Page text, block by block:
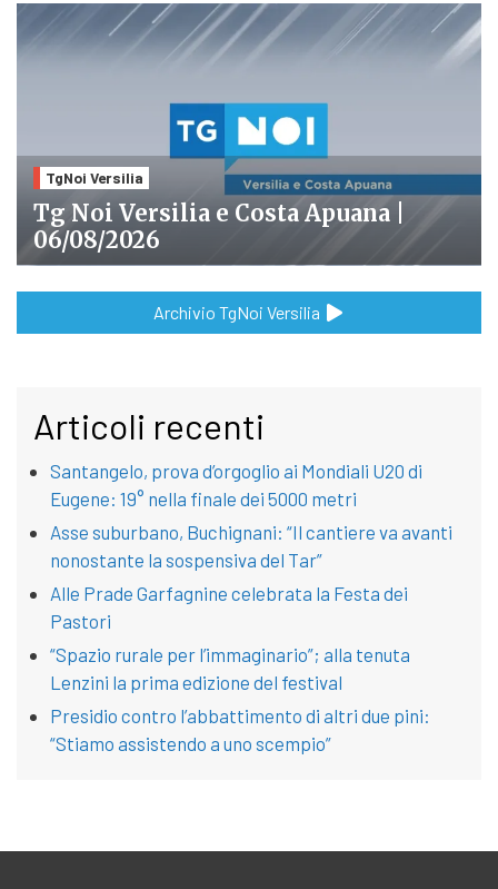
TgNoi Versilia
Tg Noi Versilia e Costa Apuana |
06/08/2026
Archivio TgNoi Versilia
Articoli recenti
Santangelo, prova d’orgoglio ai Mondiali U20 di
Eugene: 19° nella finale dei 5000 metri
Asse suburbano, Buchignani: “Il cantiere va avanti
nonostante la sospensiva del Tar”
Alle Prade Garfagnine celebrata la Festa dei
Pastori
“Spazio rurale per l’immaginario”; alla tenuta
Lenzini la prima edizione del festival
Presidio contro l’abbattimento di altri due pini:
“Stiamo assistendo a uno scempio”